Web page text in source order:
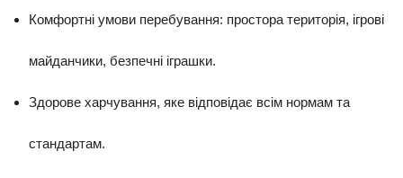
Комфортні умови перебування: простора територія, ігрові
майданчики, безпечні іграшки.
Здорове харчування, яке відповідає всім нормам та
стандартам.